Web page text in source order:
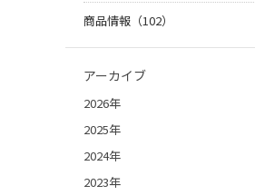
商品情報（102）
アーカイブ
2026年
2025年
2024年
2023年